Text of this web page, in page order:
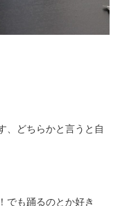
、どちらかと言うと自
でも踊るのとか好き